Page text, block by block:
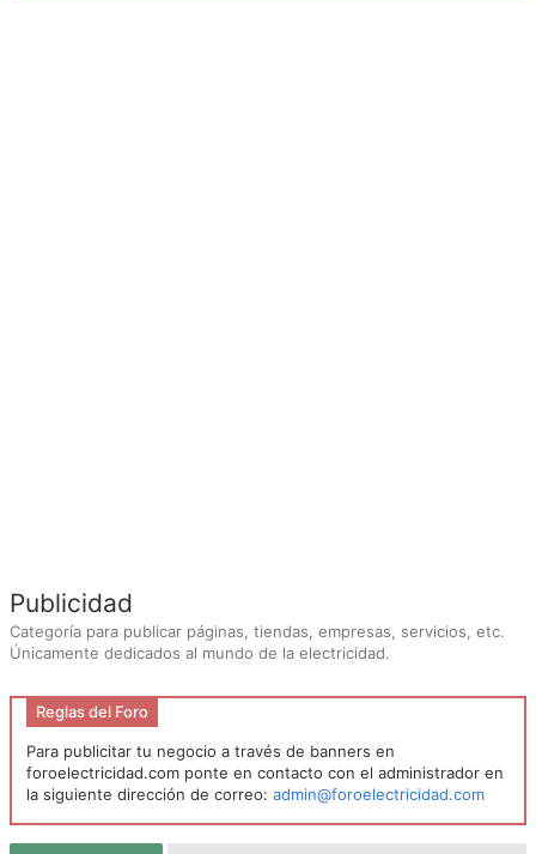
Publicidad
Categoría para publicar páginas, tiendas, empresas, servicios, etc.
Únicamente dedicados al mundo de la electricidad.
Reglas del Foro
Para publicitar tu negocio a través de banners en
foroelectricidad.com ponte en contacto con el administrador en
la siguiente dirección de correo: admin@foroelectricidad.com